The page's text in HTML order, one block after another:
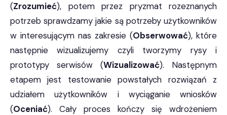
(Zrozumieć), potem przez pryzmat rozeznanych
potrzeb sprawdzamy jakie są potrzeby użytkowników
w interesującym nas zakresie (Obserwować), które
następnie wizualizujemy czyli tworzymy rysy i
prototypy serwisów (Wizualizować). Następnym
etapem jest testowanie powstałych rozwiązań z
udziałem użytkowników i wyciąganie wniosków
(Oceniać). Cały proces kończy się wdrożeniem